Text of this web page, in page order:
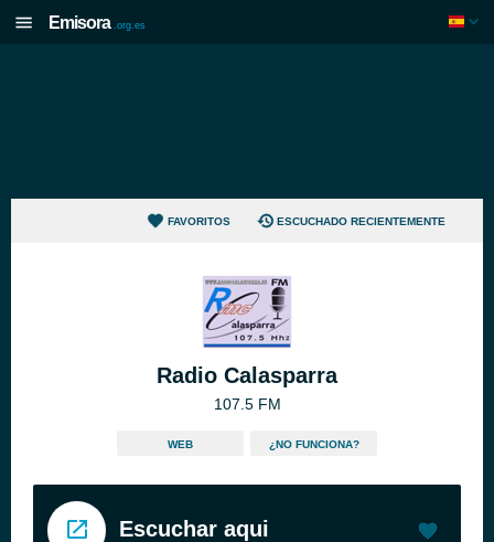
Emisora .org.es
FAVORITOS ESCUCHADO RECIENTEMENTE
Radio Calasparra
107.5 FM
WEB ¿NO FUNCIONA?
Escuchar aqui